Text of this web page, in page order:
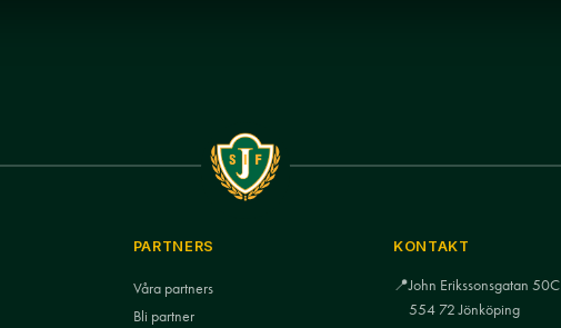
PARTNERS
Våra partners
Bli partner
KONTAKT
📍John Erikssonsgatan 50C
554 72 Jönköping